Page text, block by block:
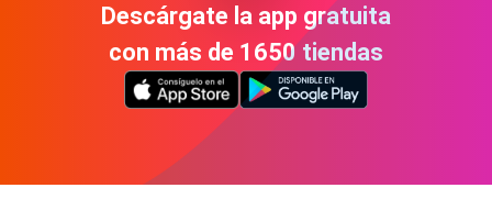
Descárgate la app gratuita
con más de 1650 tiendas